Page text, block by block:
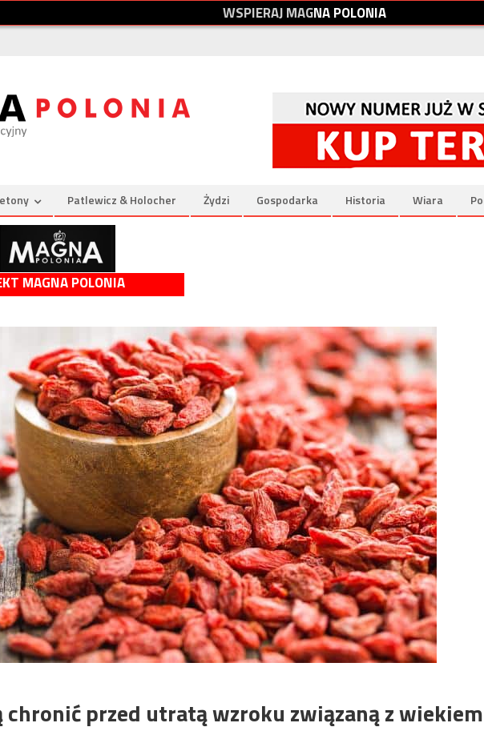
WSPIERAJMAGNAPOLONIA
Patlewicz & Holocher Żydzi Gospodarka Historia Wiara
MAGNA POLONIA
chronić przed utratą wzroku związaną z wiekiem